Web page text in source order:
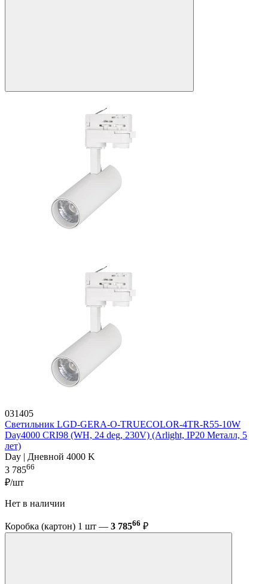
031405
Светильник LGD-GERA-O-TRUECOLOR-4TR-R55-10W
Day4000 CRI98 (WH, 24 deg, 230V) (Arlight, IP20 Металл, 5
лет)
Day | Дневной 4000 K
3 78566
₽/шт
Нет в наличии
Коробка (картон) 1 шт — 3 78566 ₽